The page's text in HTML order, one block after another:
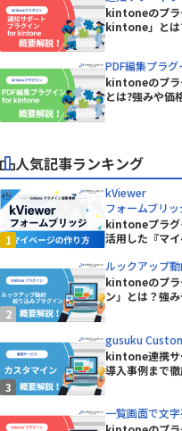
kintoneのプラ
kintone」とは
PDF編集プラ
kintoneのプラ
とは?強みや
人気記事ランキング
kViewer
フォームブリッ
kintoneプラグ
活用した『マ
ルックアップ
kintoneのプラ
ン」とは？強
gusuku
kintone連携サ
導入事例まで
一覧画面で文